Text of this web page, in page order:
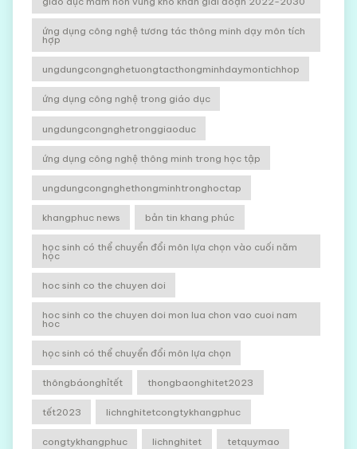
ứng dụng công nghệ tương tác thông minh dạy môn tích
hợp
ungdungcongnghetuongtacthongminhdaymontichhop
ứng dụng công nghệ trong giáo dục
ungdungcongnghetronggiaoduc
ứng dụng công nghệ thông minh trong học tập
ungdungcongnghethongminhtronghoctap
khangphuc news bản tin khang phúc
học sinh có thể chuyển đổi môn lựa chọn vào cuối năm
học
hoc sinh co the chuyen doi
hoc sinh co the chuyen doi mon lua chon vao cuoi nam
hoc
học sinh có thể chuyển đổi môn lựa chọn
thôngbáonghỉtết thongbaonghitet2023
tết2023 lichnghitetcongtykhangphuc
congtykhangphuc lichnghitet tetquymao